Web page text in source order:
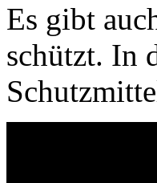
Es gibt
schützt. In